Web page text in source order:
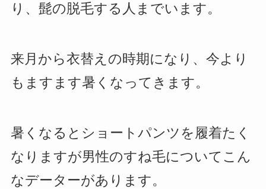
り、髭の脱毛する人までいます。
来月から衣替えの時期になり、今より
もますます暑くなってきます。
暑くなるとショートパンツを履着たく
なりますが男性のすね毛についてこん
なデーターがあります。